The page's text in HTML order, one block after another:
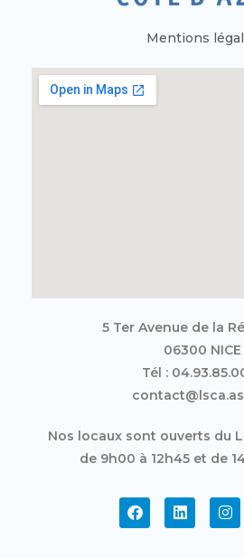
Mentions
5 Ter Avenue de la
06300 NICE
Tél :
Nos locaux sont ouverts du
de 9h00 à 12h45 et de